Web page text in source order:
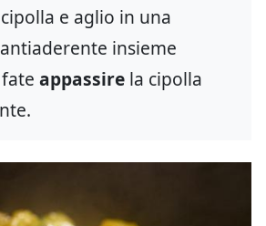
e aglio in una
antiaderente insieme
fate appassire la cipolla